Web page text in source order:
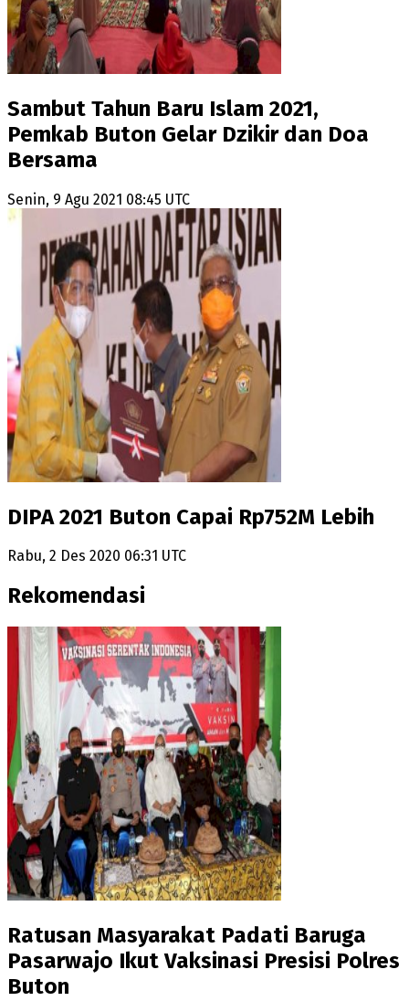
Sambut Tahun Baru Islam 2021,
Pemkab Buton Gelar Dzikir dan Doa
Bersama
Senin, 9 Agu 2021 08:45 UTC
DIPA 2021 Buton Capai Rp752M Lebih
Rabu, 2 Des 2020 06:31 UTC
Rekomendasi
Ratusan Masyarakat Padati Baruga
Pasarwajo Ikut Vaksinasi Presisi Polres
Buton